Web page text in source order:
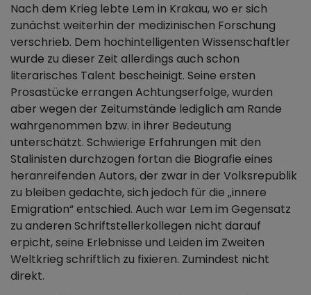
Nach dem Krieg lebte Lem in Krakau, wo er sich
zunächst weiterhin der medizinischen Forschung
verschrieb. Dem hochintelligenten Wissenschaftler
wurde zu dieser Zeit allerdings auch schon
literarisches Talent bescheinigt. Seine ersten
Prosastücke errangen Achtungserfolge, wurden
aber wegen der Zeitumstände lediglich am Rande
wahrgenommen bzw. in ihrer Bedeutung
unterschätzt. Schwierige Erfahrungen mit den
Stalinisten durchzogen fortan die Biografie eines
heranreifenden Autors, der zwar in der Volksrepublik
zu bleiben gedachte, sich jedoch für die „innere
Emigration“ entschied. Auch war Lem im Gegensatz
zu anderen Schriftstellerkollegen nicht darauf
erpicht, seine Erlebnisse und Leiden im Zweiten
Weltkrieg schriftlich zu fixieren. Zumindest nicht
direkt.